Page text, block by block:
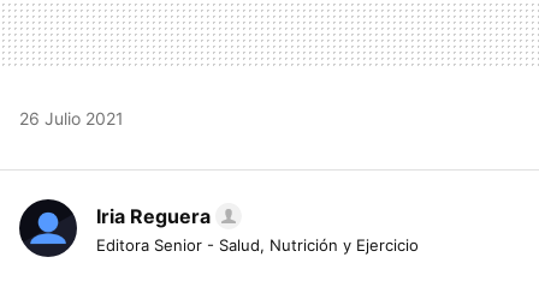
26 Julio 2021
Iria Reguera
Editora Senior - Salud, Nutrición y Ejercicio